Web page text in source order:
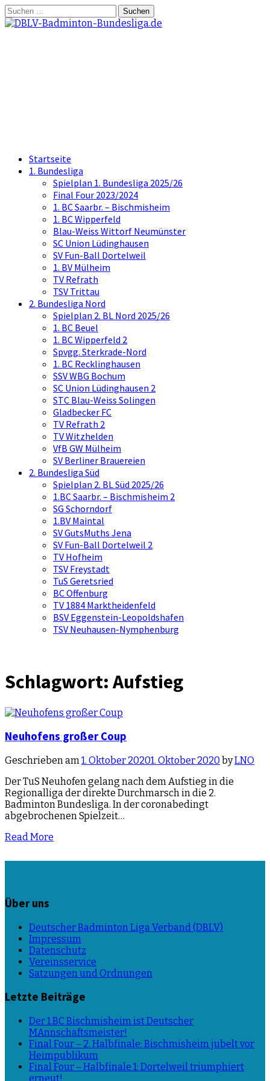
Springe
zum
Suchen
nach:
Startseite
1. Bundesliga
Spielplan 1. Bundesliga 2025/26
Final Four 2023/2024
1. BC Saarbr. – Bischmisheim
1. BC Wipperfeld
Blau-Weiss Wittorf Neumünster
SC Union Lüdinghausen
SV Fun-Ball Dortelweil
1. BV Mülheim
TV Refrath
TSV Trittau
2. Bundesliga Nord
Spielplan 2. BL Nord 2025/26
1. BC Beuel
1. BC Wipperfeld 2
Spvgg. Sterkrade-Nord
1. BC Recklinghausen
SSV WBG Bochum
SC Union Lüdinghausen 2
STC Blau-Weiss Solingen
Gladbecker FC
TV Refrath 2
TV Witzhelden
VfB GW Mülheim
SV Berliner Brauereien
2. Bundesliga Süd
Spielplan 2. BL Süd 2025/26
1.BC Saarbr. – Bischmisheim 2
SG Schorndorf
1.BV Maintal
SV GutsMuths Jena
SV Fun-Ball Dortelweil 2
TV Hofheim
TSV Freystadt
TuS Geretsried
BC Offenburg
TV 1884 Marktheidenfeld
BSV Eggenstein-Leopoldshafen
TSV Neuhausen-Nymphenburg
Schlagwort: Aufstieg
Neuhofens großer Coup
Geschrieben am1. Oktober 20201. Oktober 2020 byLNO
Der TuS Neuhofen gelang nach dem Aufstieg in die
Regionalliga der direkte Durchmarsch in die 2.
Badminton Bundesliga. In der coronabedingt
abgebrochenen Spielzeit…
Read More
Über uns
Deutscher Badminton Liga Verband (DBLV)
Impressum
Datenschutz
Vereinsservice
Satzungen und Ordnungen
Letzte Beiträge
Der 1.BC Bischmisheim ist Deutscher
MAnnschaftsmeister!
Final Four – 2. Halbfinale: Bischmisheim jubelt vor
Heimpublikum
Final Four – Halbfinale 1: Dortelweil triumphiert
erneut!